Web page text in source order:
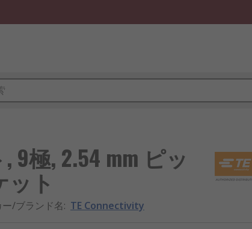
9極, 2.54 mm ピッ
ット
/ブランド名: TE Connectivity